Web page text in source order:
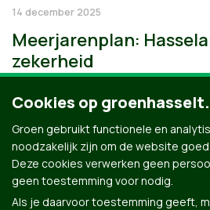
14 december 2025
Meerjarenplan:
zekerheid
Cookies op
Groen gebruikt functionele en
noodzakelijk zijn om de website
Deze cookies verwerken geen
geen toestemming voor nodig.
Als je daarvoor toestemming geeft,